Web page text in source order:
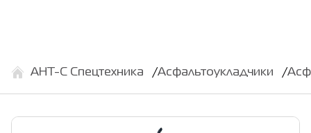
АНТ-С Спецтехника Асфальтоукладчики